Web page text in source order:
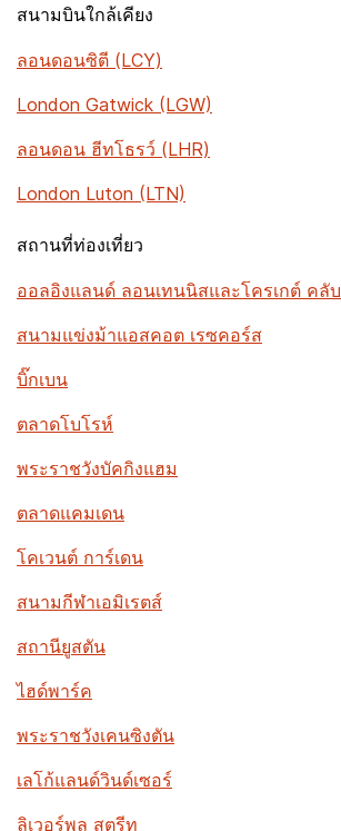
สนามบินใกล้เคียง
ลอนดอนซิตี (LCY)
London Gatwick (LGW)
ลอนดอน ฮีทโธรว์ (LHR)
London Luton (LTN)
สถานที่ท่องเที่ยว
ออลอิงแลนด์ ลอนเทนนิสและโครเกต์ คลับ
สนามแข่งม้าแอสคอต เรซคอร์ส
บิ๊กเบน
ตลาดโบโรห์
พระราชวังบัคกิงแฮม
ตลาดแคมเดน
โคเวนต์ การ์เดน
สนามกีฬาเอมิเรตส์
สถานียูสตัน
ไฮด์พาร์ค
พระราชวังเคนซิงตัน
เลโก้แลนด์วินด์เซอร์
ลิเวอร์พูล สตรีท